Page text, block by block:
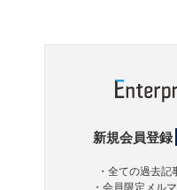
新規会員登録
・全ての過去
・会員限定メル